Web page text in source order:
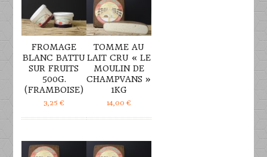
FROMAGE
BLANC BATTU
SUR FRUITS
500G.
(FRAMBOISE)
3,25 €
TOMME AU
LAIT CRU « LE
MOULIN DE
CHAMPVANS »
1KG
14,00 €